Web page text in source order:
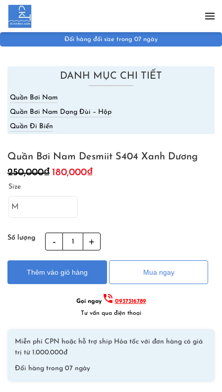
Skip to main content
Đổi hàng đổi size trong 07 ngày
DANH MỤC CHI TIẾT
Quần Bơi Nam
Quần Bơi Nam Dạng Đùi – Hộp
Quần Đi Biển
Quần Bơi Nam Desmiit S404 Xanh Dương
250,000₫ Giá
180,000₫Giá
Size
Số lượng
Bơi
Nam
Desmiit
S404
Thêm vào giỏ hàng Mua ngay
Gọi ngay
0937316789
Tư vấn qua điện thoại
Miễn phí CPN hoặc hỗ trợ ship Hỏa tốc với đơn hàng có giá
trị từ 1.000.000đ
Đổi hàng trong 07 ngày